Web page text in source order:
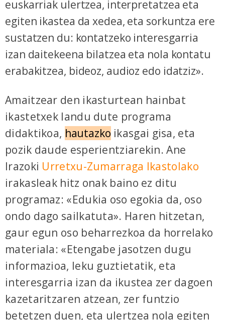
euskarriak ulertzea, interpretatzea eta
egiten ikastea da xedea, eta sorkuntza ere
sustatzen du: kontatzeko interesgarria
izan daitekeena bilatzea eta nola kontatu
erabakitzea, bideoz, audioz edo idatziz».
Amaitzear den ikasturtean hainbat
ikastetxek landu dute programa
didaktikoa, hautazko ikasgai gisa, eta
pozik daude esperientziarekin. Ane
Irazoki Urretxu-Zumarraga Ikastolako
irakasleak hitz onak baino ez ditu
programaz: «Edukia oso egokia da, oso
ondo dago sailkatuta». Haren hitzetan,
gaur egun oso beharrezkoa da horrelako
materiala: «Etengabe jasotzen dugu
informazioa, leku guztietatik, eta
interesgarria izan da ikustea zer dagoen
kazetaritzaren atzean, zer funtzio
betetzen duen, eta ulertzea nola egiten